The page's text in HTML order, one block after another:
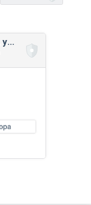
Правопис прислівників, утворених від іменників